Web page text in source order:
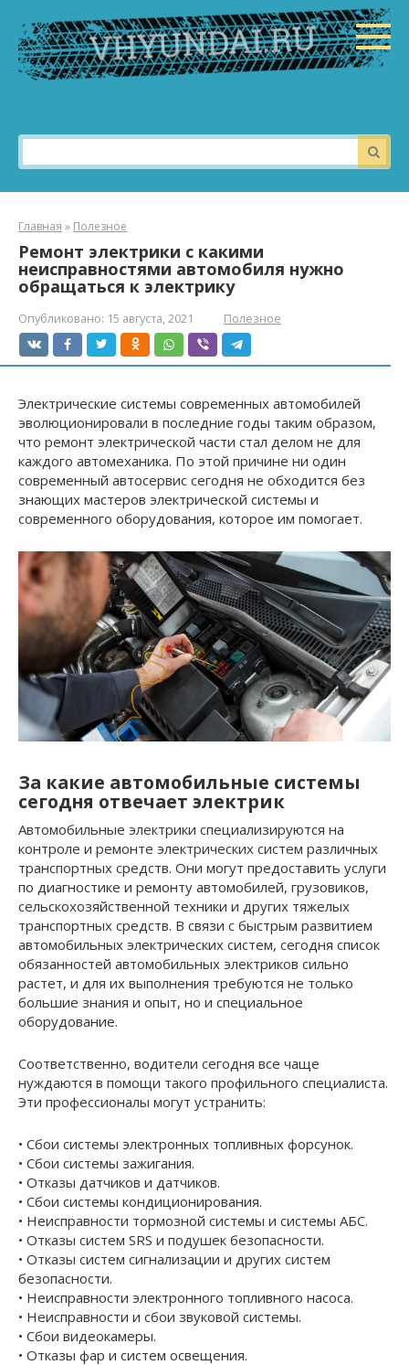
контенту
Поиск:
Главная » Полезное
Ремонт электрики с какими
неисправностями автомобиля нужно
обращаться к электрику
Опубликовано: 15 августа, 2021 Полезное
Электрические системы современных автомобилей
эволюционировали в последние годы таким образом,
что ремонт электрической части стал делом не для
каждого автомеханика. По этой причине ни один
современный автосервис сегодня не обходится без
знающих мастеров электрической системы и
современного оборудования, которое им помогает.
За какие автомобильные системы
сегодня отвечает электрик
Автомобильные электрики специализируются на
контроле и ремонте электрических систем различных
транспортных средств. Они могут предоставить услуги
по диагностике и ремонту автомобилей, грузовиков,
сельскохозяйственной техники и других тяжелых
транспортных средств. В связи с быстрым развитием
автомобильных электрических систем, сегодня список
обязанностей автомобильных электриков сильно
растет, и для их выполнения требуются не только
большие знания и опыт, но и специальное
оборудование.
Соответственно, водители сегодня все чаще
нуждаются в помощи такого профильного специалиста.
Эти профессионалы могут устранить:
• Сбои системы электронных топливных форсунок.
• Сбои системы зажигания.
• Отказы датчиков и датчиков.
• Сбои системы кондиционирования.
• Неисправности тормозной системы и системы АБС.
• Отказы систем SRS и подушек безопасности.
• Отказы систем сигнализации и других систем
безопасности.
• Неисправности электронного топливного насоса.
• Неисправности и сбои звуковой системы.
• Сбои видеокамеры.
• Отказы фар и систем освещения.